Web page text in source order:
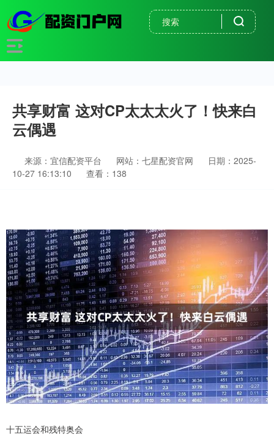
共享财富 这对CP太太太火了！快来白
云偶遇
来源：宜信配资平台 网站：七星配资官网
日期：2025-
10-27 16:13:10
查看：138
十五运会和残特奥会